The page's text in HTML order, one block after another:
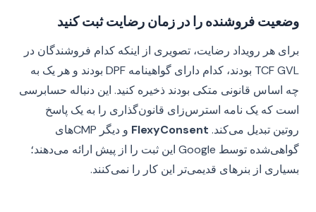
وضعیت فروشنده را در زمان رضایت ثبت کنید
برای هر رویداد رضایت، تصویری از اینکه کدام فروشندگان در
TCF GVL بودند، کدام دارای گواهینامه DPF بودند و هر یک به
چه اساس قانونی متکی بودند ذخیره کنید. این دنباله حسابرسی
است که یک نامه استرس‌زای قانون‌گذاری را به یک پاسخ
روتین تبدیل می‌کند. FlexyConsent
و دیگر CMPهای
گواهی‌شده توسط Google این ثبت را از پیش ارائه می‌دهند؛
بسیاری از بنرهای قدیمی‌تر این کار را نمی‌کنند.